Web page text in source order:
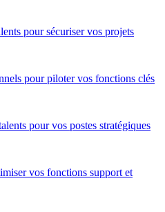
pour sécuriser vos projets
pour piloter vos fonctions clés
pour vos postes stratégiques
vos fonctions support et